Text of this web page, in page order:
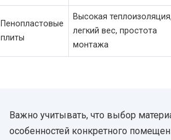
Пенопластовые
плиты
Высокая теплоизоляция,
легкий вес, простота
монтажа
Важно учитывать, что выбор
особенностей конкретного